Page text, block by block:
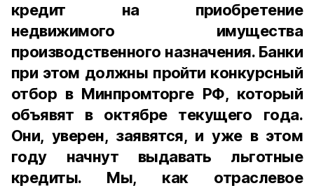
кредит на приобретение
недвижимого имущества
производственного назначения. Банки
при этом должны пройти конкурсный
отбор в Минпромторге РФ, который
объявят в октябре текущего года.
Они, уверен, заявятся, и уже в этом
году начнут выдавать льготные
кредиты. Мы, как отраслевое